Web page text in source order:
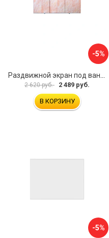
-5%
2 620 руб. 2 489 руб.
В КОРЗИНУ
-5%